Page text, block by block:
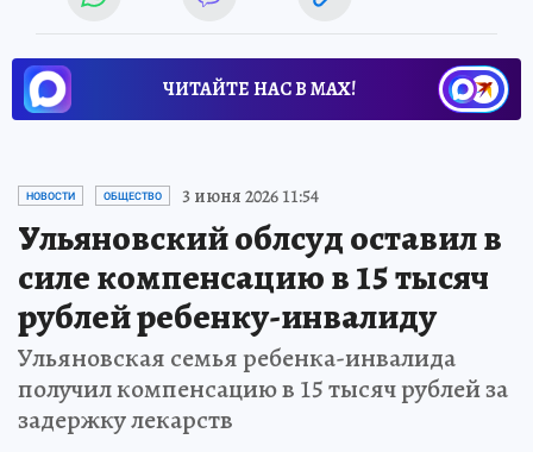
ЧИТАЙТЕ НАС В МАХ!
НОВОСТИ ОБЩЕСТВО 3 июня 2026 11:54
Ульяновский облсуд оставил в
силе компенсацию в 15 тысяч
рублей ребенку-инвалиду
Ульяновская семья ребенка-инвалида
получил компенсацию в 15 тысяч рублей за
задержку лекарств